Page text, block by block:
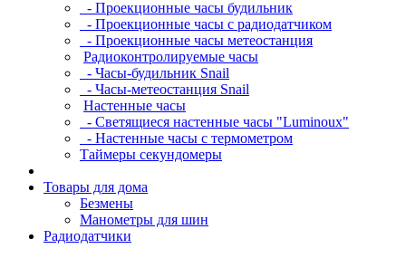
- Проекционные часы будильник
- Проекционные часы с радиодатчиком
- Проекционные часы метеостанция
Радиоконтролируемые часы
- Часы-будильник Snail
- Часы-метеостанция Snail
Настенные часы
- Светящиеся настенные часы "Luminoux"
- Настенные часы с термометром
Таймеры секундомеры
Товары для дома
Безмены
Манометры для шин
Радиодатчики